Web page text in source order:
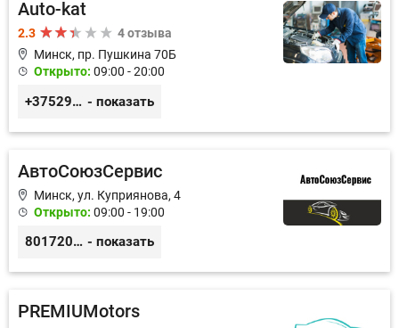
Аuto-kat
2.3
4 отзыва
Минск, пр. Пушкина 70Б
Открыто: 09:00 - 20:00
+375291900202 - показать
АвтоСоюзСервис
Минск, ул. Куприянова, 4
Открыто: 09:00 - 19:00
80172073333 - показать
PREMIUMotors